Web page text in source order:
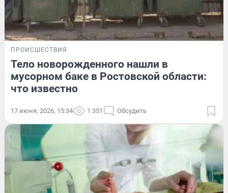
ПРОИСШЕСТВИЯ
Тело новорожденного нашли в
мусорном баке в Ростовской области:
что известно
17 июня, 2026, 15:34 1 351 Обсудить